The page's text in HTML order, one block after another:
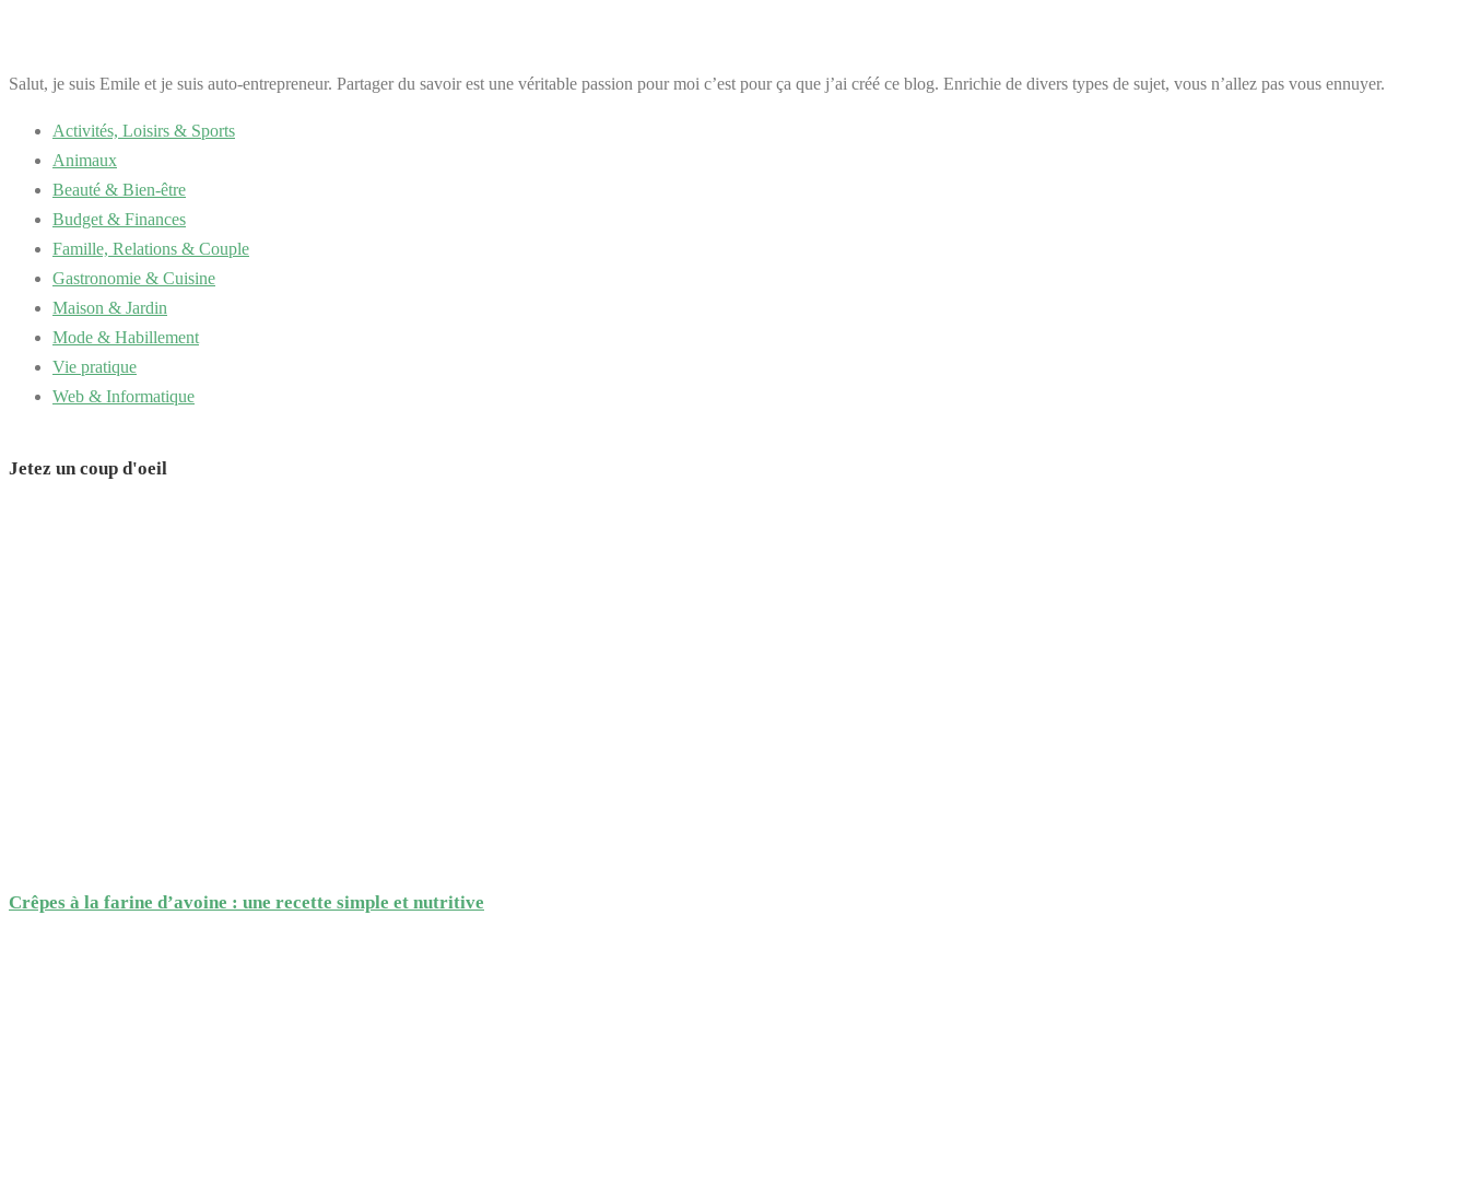
Salut, je suis Emile et je suis auto-entrepreneur. Partager du savoir est une véritable passion pour moi c’est pour ça que j’ai créé ce blog. Enrichie de divers types de sujet, vous n’allez pas vous ennuyer.
Activités, Loisirs & Sports
Animaux
Beauté & Bien-être
Budget & Finances
Famille, Relations & Couple
Gastronomie & Cuisine
Maison & Jardin
Mode & Habillement
Vie pratique
Web & Informatique
Jetez un coup d'oeil
Crêpes à la farine d’avoine : une recette simple et nutritive